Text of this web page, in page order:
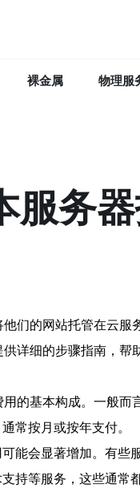
裸金属 物理服
服务
们的网站托管在云
详细的步骤指南，帮
的基本构成。一般而
常按月或按年支付。
能会显著增加。有些
持等服务，这些通常